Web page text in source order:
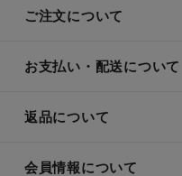
ご注文について
お支払い・配送について
返品について
会員情報について